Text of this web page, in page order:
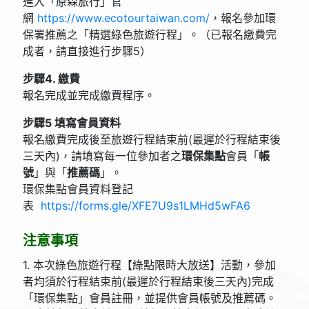
網 https://www.ecotourtaiwan.com/ ，報名參加環
保署推薦之「精選綠色旅遊行程」。（已報名繳費完
成者，請直接進行步驟5）
步驟4. 繳費
報名完成並完成繳費程序。
步驟5 填寫會員資料
報名繳費完成後至旅遊行程結束前(最遲於行程結束後
三天內)，請填寫每一位參加者之環保集點會員「帳
號 」與「推薦碼 」。
環保集點會員資料登記
表 https://forms.gle/XFE7U9s1LMHd5wFA6
注意事項
1. 本次綠色旅遊行程【綠點限時大放送】活動，參加
者均須於行程結束前(最遲於行程結束後三天內)完成
「環保集點」會員註冊，並提供會員帳號及推薦碼。